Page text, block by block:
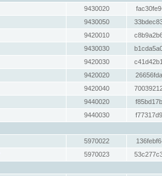
9430020
9430050
9420010
9430030
9420030
9420020
9420040
9440020
9440030
5970022
5970023